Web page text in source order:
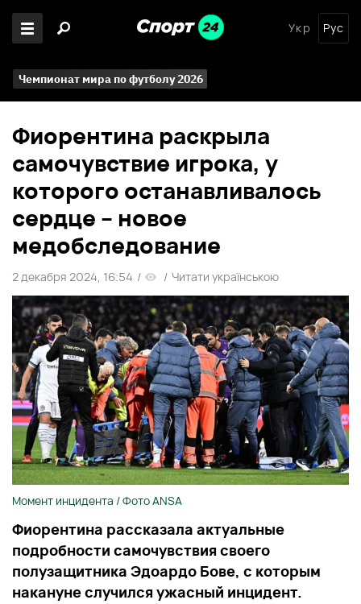
Укр Рус
Чемпионат мира по футболу 2026
Фиорентина раскрыла
самочувствие игрока, у
которого останавливалось
сердце – новое
медобследование
2 декабря 2024, 16:54 / / Читати українською
Момент инцидента / Фото ANSA
Фиорентина рассказала актуальные
подробности самочувствия своего
полузащитника Эдоардо Бове, с которым
накануне случился ужасный инцидент.